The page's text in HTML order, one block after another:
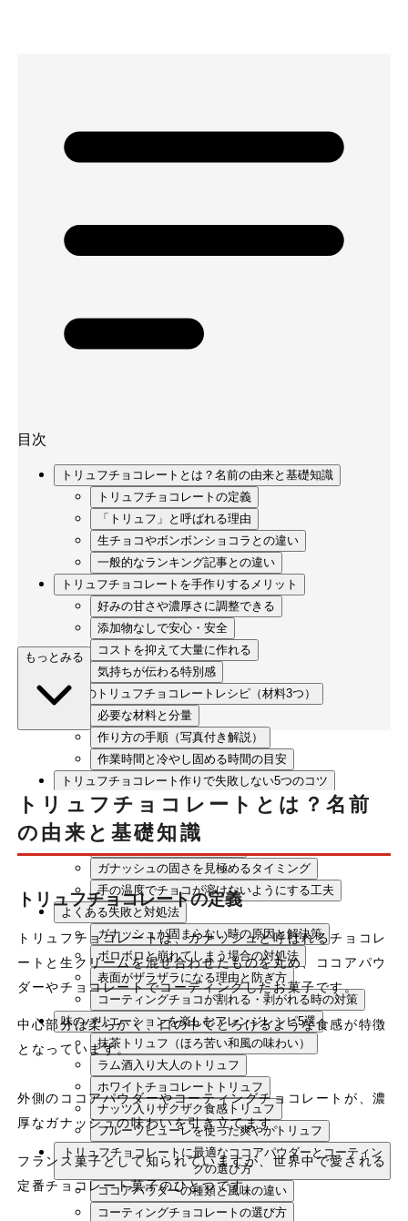
目次
トリュフチョコレートとは？名前の由来と基礎知識
トリュフチョコレートの定義
「トリュフ」と呼ばれる理由
生チョコやボンボンショコラとの違い
一般的なランキング記事との違い
トリュフチョコレートを手作りするメリット
好みの甘さや濃厚さに調整できる
添加物なしで安心・安全
コストを抑えて大量に作れる
気持ちが伝わる特別感
基本のトリュフチョコレートレシピ（材料3つ）
必要な材料と分量
作り方の手順（写真付き解説）
作業時間と冷やし固める時間の目安
トリュフチョコレート作りで失敗しない5つのコツ
チョコレートの選び方（カカオ含有量と味の関係）
生クリームの脂肪分は35%以上を選ぶ
湯煎の温度管理が成功の鍵
ガナッシュの固さを見極めるタイミング
手の温度でチョコが溶けないようにする工夫
よくある失敗と対処法
ガナッシュが固まらない時の原因と解決策
ボロボロと崩れてしまう場合の対処法
表面がザラザラになる理由と防ぎ方
コーティングチョコが割れる・剥がれる時の対策
味のバリエーションを楽しむアレンジレシピ5選
抹茶トリュフ（ほろ苦い和風の味わい）
ラム酒入り大人のトリュフ
ホワイトチョコレートトリュフ
ナッツ入りザクザク食感トリュフ
フルーツピューレを使った爽やかトリュフ
トリュフチョコレートに最適なココアパウダーとコーティン
グの選び方
ココアパウダーの種類と風味の違い
コーティングチョコレートの選び方
もっとみる
トリュフチョコレートとは？名前
の由来と基礎知識
トリュフチョコレートの定義
トリュフチョコレートは、ガナッシュと呼ばれるチョコレ
ートと生クリームを混ぜ合わせたものを丸め、ココアパウ
ダーやチョコレートでコーティングしたお菓子です。
中心部分は柔らかく、口の中でとろけるような食感が特徴
となっています。
外側のココアパウダーやコーティングチョコレートが、濃
厚なガナッシュの味わいを引き立てます。
フランス菓子として知られていますが、世界中で愛される
定番チョコレート菓子のひとつです。